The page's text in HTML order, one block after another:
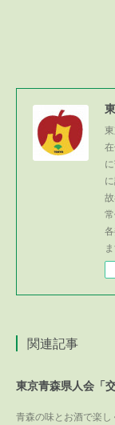
関連記事
東京青森県人会「
青森の味とお酒で楽